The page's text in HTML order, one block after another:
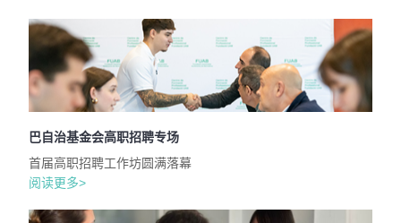
巴自治基金会高职招聘专场
首届高职招聘工作坊圆满落幕
阅读更多>